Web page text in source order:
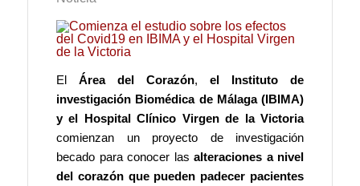
El Área del Corazón, el Instituto de
investigación Biomédica de Málaga (IBIMA)
y el Hospital Clínico Virgen de la Victoria
comienzan un proyecto de investigación
becado para conocer las alteraciones a nivel
del corazón que pueden padecer pacientes